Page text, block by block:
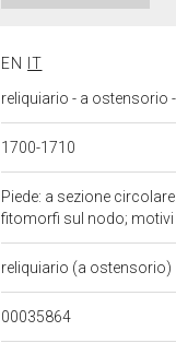
EN
IT
reliquiario - a ostensorio
1700-1710
Piede: a sezione
fitomorfi sul nodo; motivi
reliquiario (a ostensorio)
00035864